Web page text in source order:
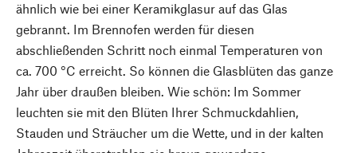
ähnlich wie bei einer Keramikglasur auf das Glas
gebrannt. Im Brennofen werden für diesen
abschließenden Schritt noch einmal Temperaturen von
ca. 700 °C erreicht. So können die Glasblüten das ganze
Jahr über draußen bleiben. Wie schön: Im Sommer
leuchten sie mit den Blüten Ihrer Schmuckdahlien,
Stauden und Sträucher um die Wette, und in der kalten